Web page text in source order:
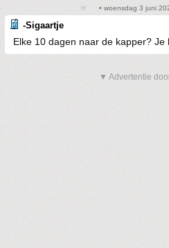
• woensdag 3 juni
-Sigaartje
Elke 10 dagen naar de kapper?
▼ Advertentie